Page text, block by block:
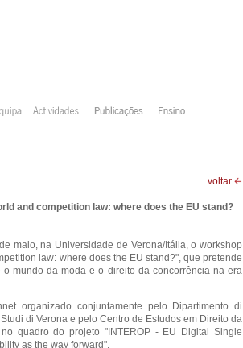
voltar
and competition law: where does the EU stand?
maio, na Universidade de Verona/Itália, o workshop
law: where does the EU stand?", que pretende
mundo da moda e o direito da concorrência na era
organizado conjuntamente pelo Dipartimento di
di Verona e pelo Centro de Estudos em Direito da
quadro do projeto "INTEROP - EU Digital Single
as the way forward".